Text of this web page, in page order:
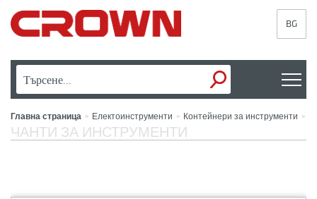
BG
Главна страница > Електоинструменти > Контейнери за инструменти >
ЧАНТИ ЗА ИНСТРУМЕНТИ